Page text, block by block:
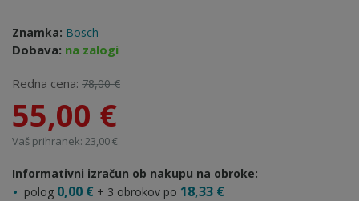
Znamka: Bosch
Dobava: na zalogi
Redna cena: 78,00 €
55,00 €
Vaš prihranek: 23,00 €
Informativni izračun ob nakupu na obroke:
polog 0,00 € + 3 obrokov po 18,33 €